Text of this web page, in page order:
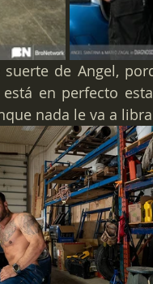
de Angel,
en perfecto
nada le va a